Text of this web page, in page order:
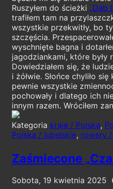
Ruszyłem do ścieżki „Dąb
trafiłem tam na
wszystkie przekwitły, bo
szczęścia.
wyschnięte bagna i
jagodziankami, które były
Dowiedziałem się, że
i żółwie. Słońce chyliło
pewnie wszystkie
pochowały i dlatego ich
innym razem. Wróciłem
Kategoria kraje / Polska,
Polska / lubelskie, rowery
Zaśmiecone
Sobota, 19 kwietnia 2025